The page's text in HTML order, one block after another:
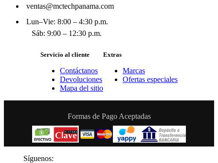
ventas@mctechpanama.com
Lun–Vie: 8:00 – 4:30 p.m.
Sáb: 9:00 – 12:30 p.m.
Servicio al cliente
Contáctanos
Devoluciones
Mapa del sitio
Extras
Marcas
Ofertas especiales
Formas de Pago Aceptadas
Síguenos: